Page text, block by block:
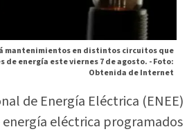
mantenimientos en distintos circuitos que
de energía este viernes 7 de agosto. -Foto:
Obtenida de Internet
de Energía Eléctrica (ENEE)
eléctrica programados